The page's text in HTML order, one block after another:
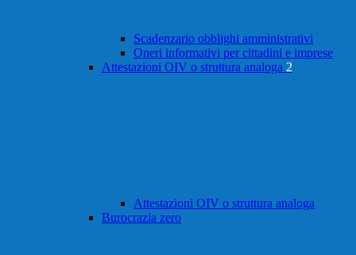
Scadenzario obblighi amministrativi
Oneri informativi per cittadini e imprese
Attestazioni OIV o struttura analoga 2
Attestazioni OIV o struttura analoga
Burocrazia zero